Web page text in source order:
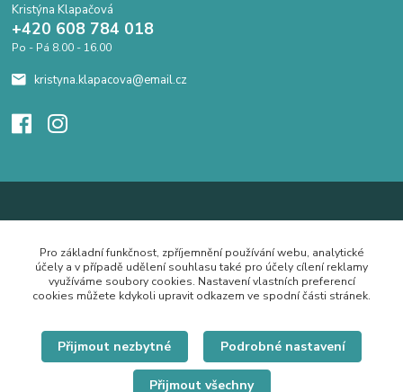
Kristýna Klapačová
+420 608 784 018
Po - Pá 8.00 - 16.00
kristyna.klapacova@email.cz
Pro základní funkčnost, zpříjemnění používání webu, analytické
účely a v případě udělení souhlasu také pro účely cílení reklamy
využíváme soubory cookies. Nastavení vlastních preferencí
cookies můžete kdykoli upravit odkazem ve spodní části stránek.
Přijmout nezbytné Podrobné nastavení
Přijmout všechny